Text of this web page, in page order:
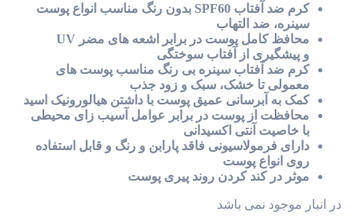
کرم ضد آفتاب SPF60 بدون رنگ مناسب انواع پوست
سینره، ضد التهاب
محافظ کامل پوست در برابر اشعه های مضر UV
و پیشگیری از آفتاب سوختگی
کرم ضد آفتاب سینره بی رنگ مناسب پوست های
معمولی تا خشک، سبک و زود جذب
کمک به آبرسانی عمیق پوست با داشتن هیالورونیک اسید
محافظت از پوست در برابر عوامل آسیب زای محیطی
با خاصیت آنتی اکسیدانی
دارای فرمولاسیونی فاقد پارابن و رنگ و قابل استفاده
روی انواع پوست
موثر در کند کردن روند پیری پوست
در انبار موجود نمی باشد